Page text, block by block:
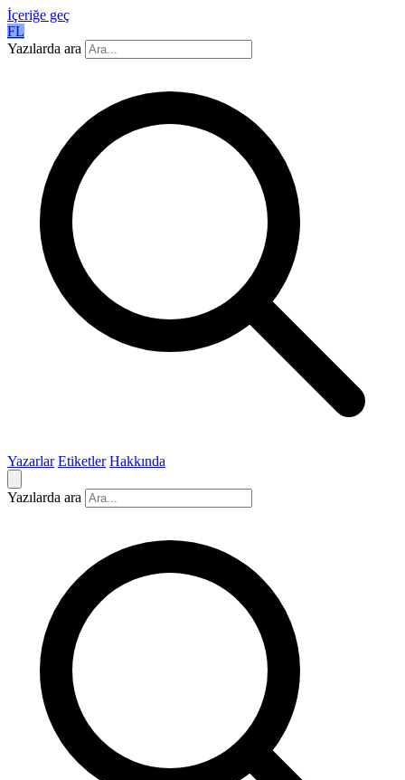
İçeriğe geç
FL
Yazılarda ara
Yazarlar Etiketler Hakkında
Yazılarda ara